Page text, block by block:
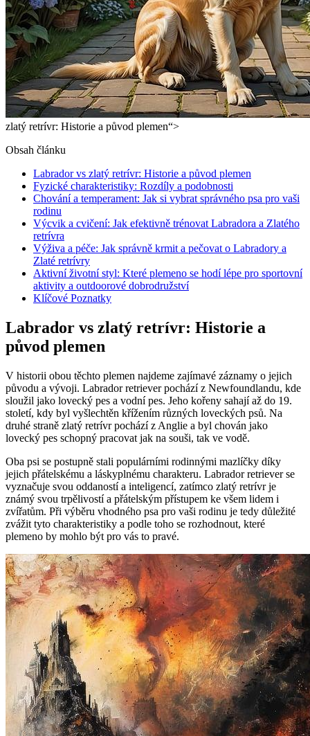
zlatý retrívr:⁢ Historie a původ ​plemen“>
Obsah článku
Labrador vs ‍zlatý retrívr:⁤ Historie ⁤a původ plemen
Fyzické charakteristiky: ⁢Rozdíly a podobnosti
Chování a temperament: ⁣Jak si vybrat správného psa pro‍ vaši
rodinu
Výcvik a cvičení:​ Jak​ efektivně trénovat Labradora a Zlatého
retrívra
Výživa a péče: Jak správně krmit ​a pečovat o Labradory a
Zlaté retrívry
Aktivní ⁢životní styl: Které⁣ plemeno​ se ‍hodí lépe pro sportovní
aktivity a outdoorové dobrodružství
Klíčové Poznatky
Labrador vs ‍zlatý retrívr:⁤ Historie ⁤a
původ plemen
V historii​ obou těchto ​plemen‌ najdeme zajímavé záznamy o jejich
původu‌ a vývoji. Labrador retriever pochází z Newfoundlandu, kde​
sloužil jako lovecký pes a vodní pes.⁣ Jeho kořeny sahají až do 19.
století, kdy byl vyšlechtěn‌ křížením různých loveckých psů. Na
druhé straně zlatý retrívr ​pochází z Anglie a byl​ chován ⁤jako
lovecký ​pes ⁣schopný pracovat ‍jak na souši, tak ve ⁢vodě.
Oba psi se postupně stali populárními⁣ rodinnými mazlíčky ‍díky
jejich přátelskému a ⁤láskyplnému charakteru.⁤ Labrador⁤ retriever se ​
vyznačuje⁢ svou ⁤oddaností a inteligencí, zatímco ⁤zlatý retrívr je
známý svou trpělivostí a přátelským⁤ přístupem ke ‌všem lidem i
zvířatům. Při ‍výběru vhodného⁣ psa pro vaši⁣ rodinu je ‌tedy důležité
⁣zvážit tyto ​charakteristiky a podle toho se rozhodnout, které
plemeno ‌by mohlo být pro vás​ to pravé.